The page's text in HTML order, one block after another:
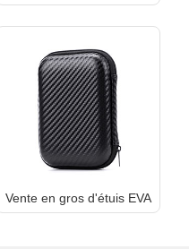
Vente en gros d'étuis EVA